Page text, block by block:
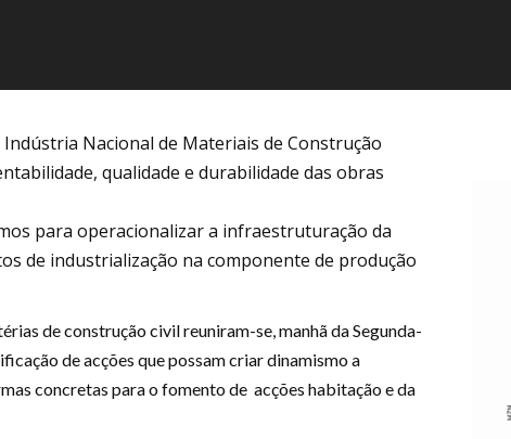
Nacional de Materiais de Construção
qualidade e durabilidade das obras
para operacionalizar a infraestruturação da
de industrialização na componente de produção
de construção civil reuniram-se, manhã da Segunda-
de acções que possam criar dinamismo a
concretas para o fomento de acções habitação e da